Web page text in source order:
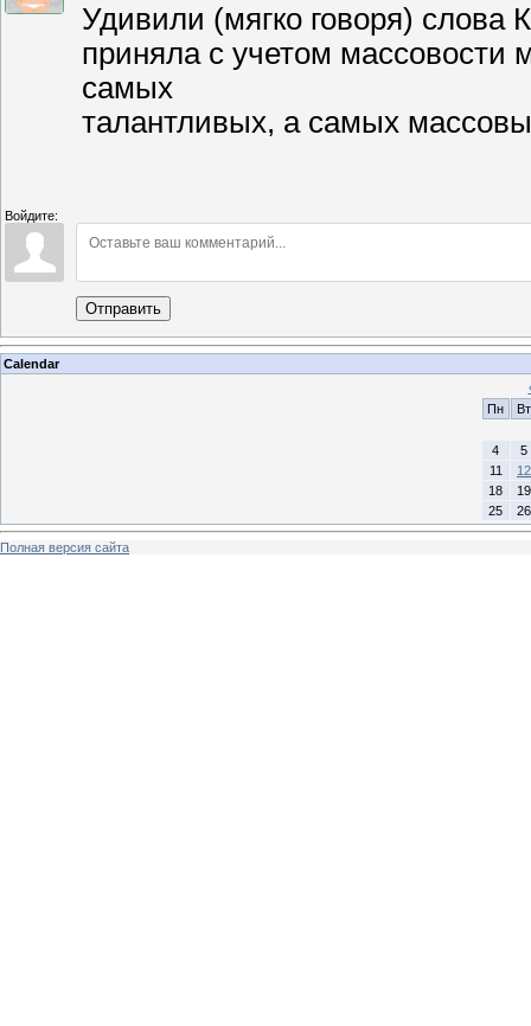
Удивили (мягко говоря) слова
приняла с учетом массовости
самых
талантливых, а самых
Войдите:
Отправить
Calendar
Пн
Вт
4
5
11
12
18
19
25
26
Полная версия сайта